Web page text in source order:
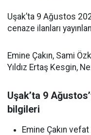
Uşak’ta 9 Ağustos
cenaze ilanları
Emine Çakın, Sami
Yıldız Ertaş Kesgin,
Uşak’ta 9
bilgileri
Emine Çakın